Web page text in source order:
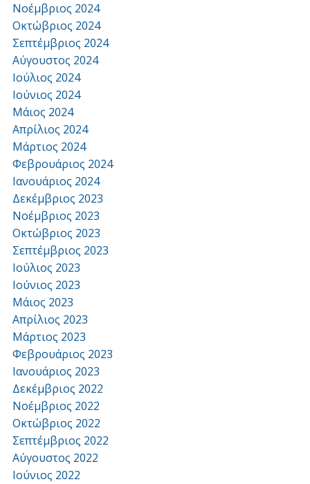
Νοέμβριος 2024
Οκτώβριος 2024
Σεπτέμβριος 2024
Αύγουστος 2024
Ιούλιος 2024
Ιούνιος 2024
Μάιος 2024
Απρίλιος 2024
Μάρτιος 2024
Φεβρουάριος 2024
Ιανουάριος 2024
Δεκέμβριος 2023
Νοέμβριος 2023
Οκτώβριος 2023
Σεπτέμβριος 2023
Ιούλιος 2023
Ιούνιος 2023
Μάιος 2023
Απρίλιος 2023
Μάρτιος 2023
Φεβρουάριος 2023
Ιανουάριος 2023
Δεκέμβριος 2022
Νοέμβριος 2022
Οκτώβριος 2022
Σεπτέμβριος 2022
Αύγουστος 2022
Ιούνιος 2022